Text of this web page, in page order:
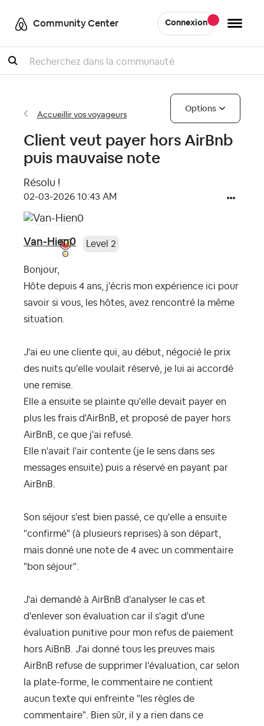
Community Center Connexion
Recherche
Accueillir vos voyageurs
Options
Client veut payer hors AirBnb
puis mauvaise note
Résolu !
‎02-03-2026 10:43 AM
Van-Hien0 Level 2
Bonjour,
Hôte depuis 4 ans, j'écris mon expérience ici pour
savoir si vous, les hôtes, avez rencontré la même
situation.
J'ai eu une cliente qui, au début, négocié le prix
des nuits qu'elle voulait réservé, je lui ai accordé
une remise.
Elle a ensuite se plainte qu'elle devait payer en
plus les frais d'AirBnB, et proposé de payer hors
AirBnB, ce que j'ai refusé.
Elle n'avait l'air contente (je le sens dans ses
messages ensuite) puis a réservé en payant par
AirBnB.
Son séjour s'est bien passé, ce qu'elle a ensuite
"confirmé" (à plusieurs reprises) à son départ,
mais donné une note de 4 avec un commentaire
"bon séjour".
J'ai demandé à AirBnB d'analyser le cas et
d'enlever son évaluation car il s'agit d'une
évaluation punitive pour mon refus de paiement
hors AiBnB. J'ai donné tous les preuves mais
AirBnB refuse de supprimer l'évaluation, car selon
la plate-forme, le commentaire ne contient
aucun texte qui enfreinte "les règles de
commentaire". Bien sûr, il y a rien dans ce